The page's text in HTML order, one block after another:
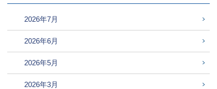
2026年7月
2026年6月
2026年5月
2026年3月